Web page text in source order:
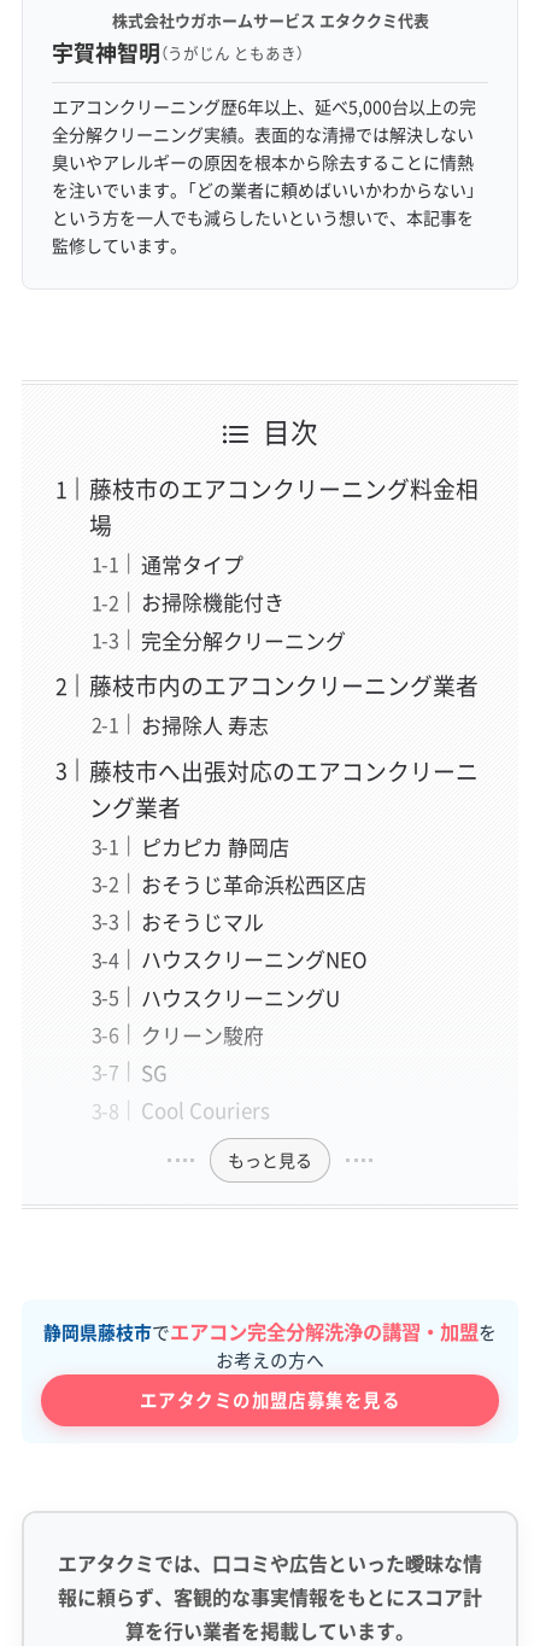
株式会社ウガホームサービス エタククミ代表
宇賀神智明（うがじん ともあき）
エアコンクリーニング歴6年以上、延べ5,000台以上の完
全分解クリーニング実績。表面的な清掃では解決しない
臭いやアレルギーの原因を根本から除去することに情熱
を注いでいます。「どの業者に頼めばいいかわからない」
という方を一人でも減らしたいという想いで、本記事を
監修しています。
目次
藤枝市のエアコンクリーニング料金相
場
通常タイプ
お掃除機能付き
完全分解クリーニング
藤枝市内のエアコンクリーニング業者
お掃除人 寿志
藤枝市へ出張対応のエアコンクリーニ
ング業者
ピカピカ 静岡店
おそうじ革命浜松西区店
おそうじマル
ハウスクリーニングNEO
ハウスクリーニングU
クリーン駿府
SG
Cool Couriers
もっと見る
静岡県藤枝市でエアコン完全分解洗浄の講習・加盟を
お考えの方へ
エアタクミの加盟店募集を見る
エアタクミでは、口コミや広告といった曖昧な情
報に頼らず、客観的な事実情報をもとにスコア計
算を行い業者を掲載しています。